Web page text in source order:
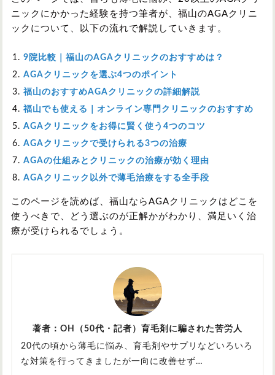
ニックにかかった経験を持つ筆者が、福山のAGAクリニ
ックについて、以下の流れで解説していきます。
9院比較｜福山のAGAクリニックのおすすめは？
AGAクリニックを選ぶ4つのポイント
福山のおすすめAGAクリニックの詳細解説
福山でも使える｜オンライン専門クリニックのおすすめ
AGAクリニックをお得に賢く使う4つのコツ
AGAクリニックで受けられる3つの治療
AGAの仕組みとクリニックの治療が効く理由
AGAクリニック以外で薄毛治療をする全手段
このページを読めば、福山ならAGAクリニックはどこを
使うべきで、どう選ぶのが正解かがわかり、満足いく治
療が受けられるでしょう。
著者：OH（50代・記者）育毛剤に騙された苦労人
20代の頃から薄毛に悩み、育毛剤やサプリなどいろいろ
な対策を行ってきましたが一向に改善せず…